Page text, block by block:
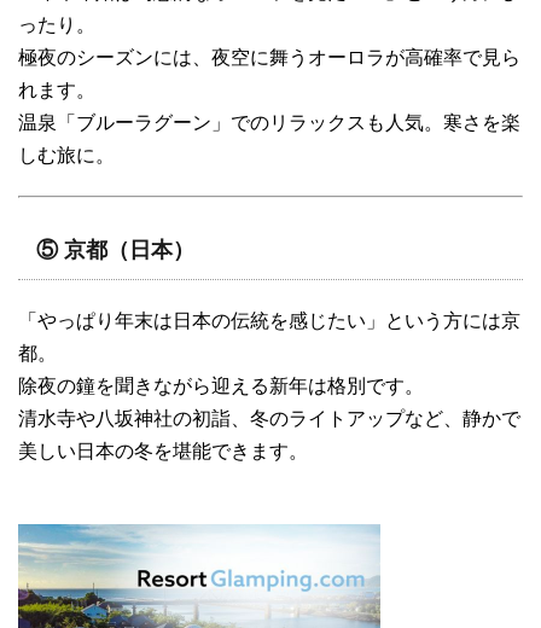
ったり。
極夜のシーズンには、夜空に舞うオーロラが高確率で見ら
れます。
温泉「ブルーラグーン」でのリラックスも人気。寒さを楽
しむ旅に。
⑤ 京都（日本）
「やっぱり年末は日本の伝統を感じたい」という方には京
都。
除夜の鐘を聞きながら迎える新年は格別です。
清水寺や八坂神社の初詣、冬のライトアップなど、静かで
美しい日本の冬を堪能できます。